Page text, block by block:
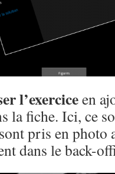
l’exerciceen
la fiche. Ici, ce
pris en photo
dans le back-